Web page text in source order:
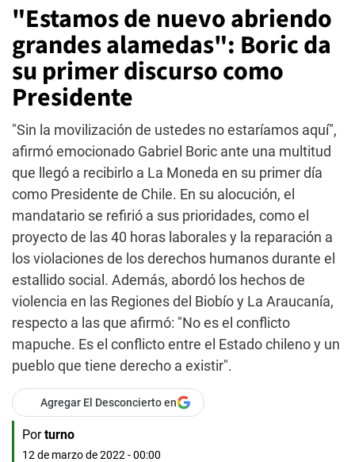
"Estamos de nuevo abriendo
grandes alamedas": Boric da
su primer discurso como
Presidente
"Sin la movilización de ustedes no estaríamos aquí",
afirmó emocionado Gabriel Boric ante una multitud
que llegó a recibirlo a La Moneda en su primer día
como Presidente de Chile. En su alocución, el
mandatario se refirió a sus prioridades, como el
proyecto de las 40 horas laborales y la reparación a
los violaciones de los derechos humanos durante el
estallido social. Además, abordó los hechos de
violencia en las Regiones del Biobío y La Araucanía,
respecto a las que afirmó: "No es el conflicto
mapuche. Es el conflicto entre el Estado chileno y un
pueblo que tiene derecho a existir".
Agregar El Desconcierto en
Por turno
12 de marzo de 2022 - 00:00